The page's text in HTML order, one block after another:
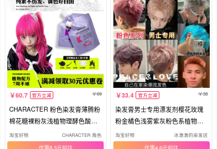
60.7 官方立减 69
CHARACTER 粉色染发膏薄腾粉
棉花糖裸粉灰浅植物理酵色酸性
染发剂
淘宝好物 CHARACTER 角色
优惠8.3元
33.4 官方立减 38
染发膏男士专用漂发剂樱花玫瑰
粉金橘色浅雾紫灰粉色系植物褪
色膏
淘宝好物 冰潡潡的染发店
优惠4.6元